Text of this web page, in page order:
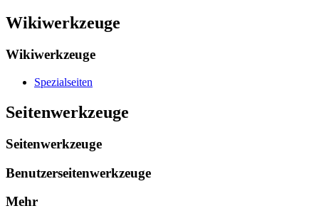
Wikiwerkzeuge
Wikiwerkzeuge
Spezialseiten
Seitenwerkzeuge
Seitenwerkzeuge
Benutzerseitenwerkzeuge
Mehr